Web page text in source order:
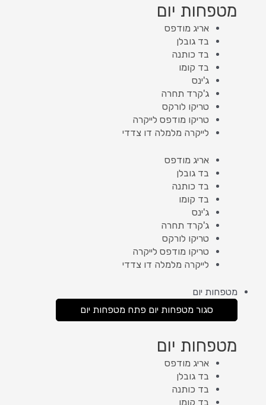
מטפחות יום
אריג מודפס
בד גובלן
בד כותנה
בד קומו
ג'ינס
ג'קרד תחרה
טריקו לורקס
טריקו מודפס לייקרה
לייקרה מלמלה דו צדדי
אריג מודפס
בד גובלן
בד כותנה
בד קומו
ג'ינס
ג'קרד תחרה
טריקו לורקס
טריקו מודפס לייקרה
לייקרה מלמלה דו צדדי
מטפחות יום
סגור מטפחות יום פתח מטפחות יום
מטפחות יום
אריג מודפס
בד גובלן
בד כותנה
בד קומו